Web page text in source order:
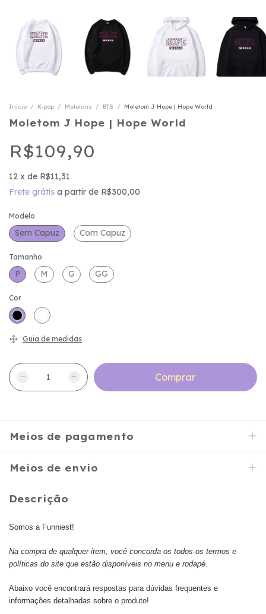
Início / K-pop / Moletons / BTS / Moletom J Hope | Hope World
Moletom J Hope | Hope World
R$109,90
12 x de R$11,31
Frete grátis a partir de R$300,00
Modelo
Sem Capuz Com Capuz
Tamanho
P M G GG
Cor
Guia de medidas
Meios de pagamento
Meios de envio
Descrição
Somos a Funniest!
Na compra de qualquer item, você concorda os todos os termos e
políticas do site que estão disponíveis no menu e rodapé.
Abaixo você encontrará respostas para dúvidas frequentes e
informações detalhadas sobre o produto!